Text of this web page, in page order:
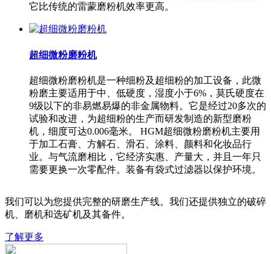
它比传统的雷蒙磨粉机效率更高。
超细微粉磨粉机
超细微粉磨粉机是一种细粉及超细粉的加工设备，此微
粉磨主要适用于中、低硬度，湿度小于6%，莫氏硬度在
9级以下的非易燃易爆的非金属物料。它是经过20多次的
试验和改进，为超细粉的生产而研发制造的新型磨粉
机，细度可达0.006毫米。 HGM超细微粉磨粉机主要用
于加工石膏、方解石、滑石、涂料、颜料和化妆品行
业。与气流磨相比，它经济实惠、产量大，并且一年只
需要更换一次零配件。装备有袋式过滤器以保护环境。
我们可以为您提供完整的研磨生产线。我们还提供独立的破碎
机、磨机和选矿机及其备件。
了解更多